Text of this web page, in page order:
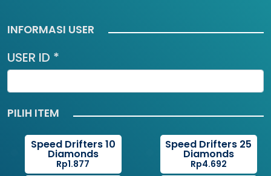
INFORMASI USER
USER ID *
PILIH ITEM
Speed Drifters 10
Diamonds
Rp1.877
Speed Drifters 25
Diamonds
Rp4.692